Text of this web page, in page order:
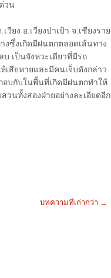
วน
ยง อ.เวียงป่าเป้า จ.เชียงราย
งซึ่งเกิดมีฝนตกตลอดเส้นทาง
บ เป็นจังหวะเดียวที่มีรถ
เสียหายและมีคนเจ็บดังกล่าว
บกับในพื้นที่เกิดมีฝนตกทำให้
วนทั้งสองฝ่ายอย่างละเอียดอีก
บทความที่เก่ากว่า →